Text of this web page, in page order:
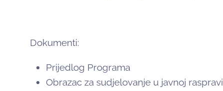
Dokumenti:
Prijedlog Programa
Obrazac za sudjelovanje u javnoj raspravi